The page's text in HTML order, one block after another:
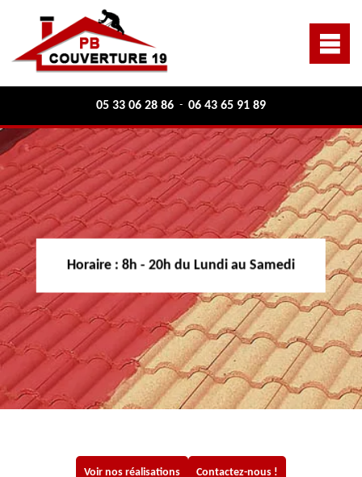
05 33 06 28 86 - 06 43 65 91 89
Horaire : 8h - 20h du Lundi au Samedi
Voir nos réalisations Contactez-nous !